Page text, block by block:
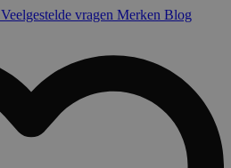
Veelgestelde vragen Merken Blog